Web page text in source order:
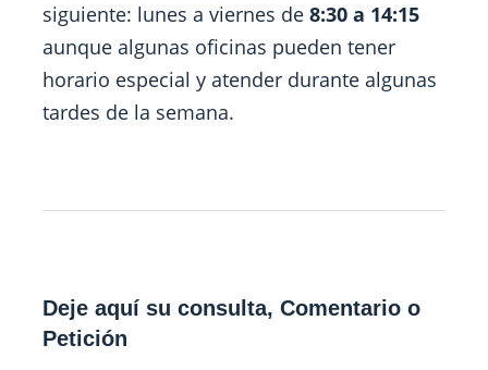
siguiente: lunes a viernes de 8:30 a 14:15
aunque algunas oficinas pueden tener
horario especial y atender durante algunas
tardes de la semana.
Deje aquí su consulta, Comentario o
Petición